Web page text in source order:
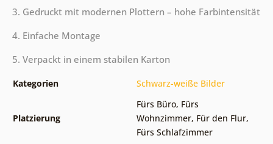
3. Gedruckt mit modernen Plottern – hohe Farbintensität
4. Einfache Montage
5. Verpackt in einem stabilen Karton
Kategorien Schwarz-weiße Bilder
Platzierung
Fürs Büro, Fürs
Wohnzimmer, Für den Flur,
Fürs Schlafzimmer